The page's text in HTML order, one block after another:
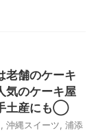
老舗のケーキ
気のケーキ屋
土産にも◯
沖縄スイーツ 浦添